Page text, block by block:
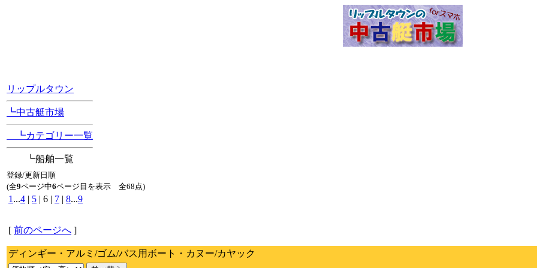
リップルタウン
┗中古艇市場
┗カテゴリー一覧
┗船舶一覧
登録/更新日順
(全9ページ中6ページ目を表示 全68点)
1 ...4 | 5 | 6 | 7 | 8...9
[ 前のページへ ]
ディンギー・アルミ/ゴム/バス用ボート・カヌー/カヤック